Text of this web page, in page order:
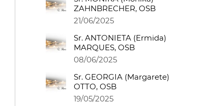
ZAHNBRECHER, OSB
21/06/2025
Sr. ANTONIETA (Ermida)
MARQUES, OSB
08/06/2025
Sr. GEORGIA (Margarete)
OTTO, OSB
19/05/2025